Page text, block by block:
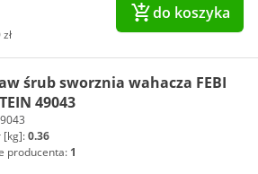
do koszyka
śrub sworznia wahacza FEBI
49043
[kg]:0.36
producenta: 1